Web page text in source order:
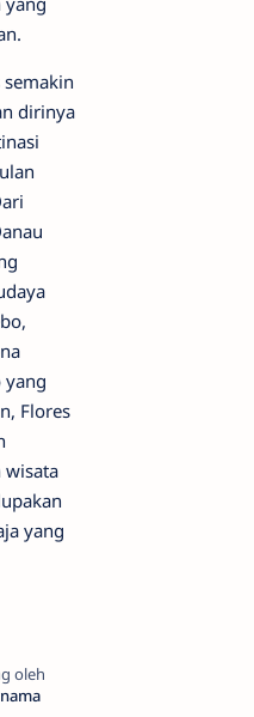
semakin
dirinya
yang
Flores
wisata
yang